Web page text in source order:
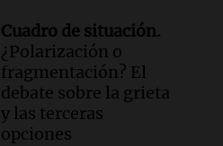
Cuadro de situación.
¿Polarización o
fragmentación? El
debate sobre la grieta
y las terceras
opciones